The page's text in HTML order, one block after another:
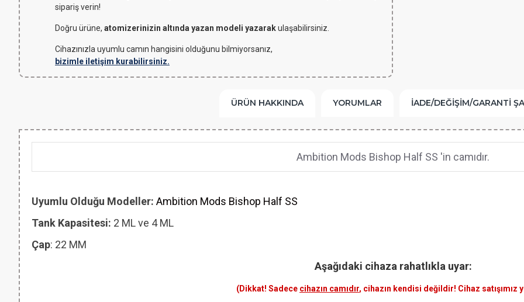
sipariş verin!
Doğru ürüne, atomizerinizin altında yazan modeli yazarakulaşabilirsiniz.
Cihazınızla uyumlu camın hangisini olduğunu bilmiyorsanız,
bizimle iletişim kurabilirsiniz.
ÜRÜN HAKKINDA YORUMLAR İADE/DEĞIŞIM/GARANTI
Ambition Mods Bishop Half SS 'in camıdır.
Uyumlu Olduğu Modeller: Ambition Mods Bishop Half SS
Tank Kapasitesi: 2 ML ve 4 ML
Çap: 22 MM
Aşağıdaki cihaza rahatlıkla uyar:
(Dikkat! Sadece cihazın camıdır, cihazın kendisi değildir! Cihaz satışımız